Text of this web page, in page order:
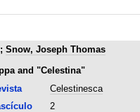
; Snow, Joseph Thomas
and "Celestina"
Celestinesca
2